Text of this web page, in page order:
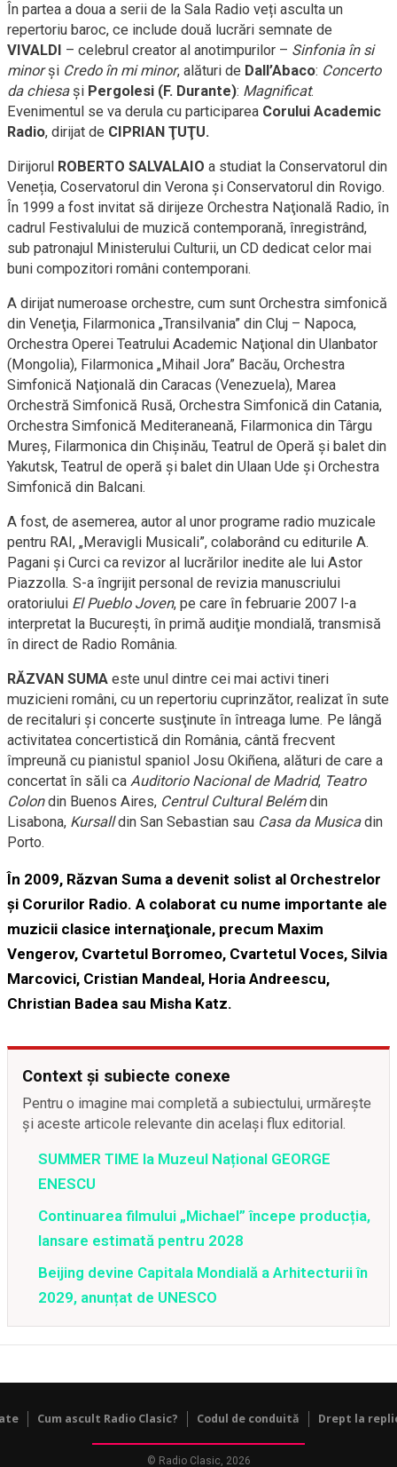
În partea a doua a serii de la Sala Radio veți asculta un
repertoriu baroc, ce include două lucrări semnate de
VIVALDI – celebrul creator al anotimpurilor – Sinfonia în si
minorși Credo în mi minor, alături de Dall’Abaco: Concerto
da chiesași Pergolesi (F. Durante): Magnificat.
Evenimentul se va derula cu participarea Corului Academic
Radio, dirijat de CIPRIAN ŢUŢU.
Dirijorul ROBERTO SALVALAIO a studiat la Conservatorul din
Veneția, Coservatorul din Verona și Conservatorul din Rovigo.
În 1999 a fost invitat să dirijeze Orchestra Naţională Radio, în
cadrul Festivalului de muzică contemporană, înregistrând,
sub patronajul Ministerului Culturii, un CD dedicat celor mai
buni compozitori români contemporani.
A dirijat numeroase orchestre, cum sunt Orchestra simfonică
din Veneţia, Filarmonica „Transilvania” din Cluj – Napoca,
Orchestra Operei Teatrului Academic Naţional din Ulanbator
(Mongolia), Filarmonica „Mihail Jora” Bacău, Orchestra
Simfonică Naţională din Caracas (Venezuela), Marea
Orchestră Simfonică Rusă, Orchestra Simfonică din Catania,
Orchestra Simfonică Mediteraneană, Filarmonica din Târgu
Mureş, Filarmonica din Chişinău, Teatrul de Operă și balet din
Yakutsk, Teatrul de operă și balet din Ulaan Ude şi Orchestra
Simfonică din Balcani.
A fost, de asemerea, autor al unor programe radio muzicale
pentru RAI, „Meravigli Musicali”, colaborând cu editurile A.
Pagani şi Curci ca revizor al lucrărilor inedite ale lui Astor
Piazzolla. S-a îngrijit personal de revizia manuscriului
oratoriului El Pueblo Joven, pe care în februarie 2007 l-a
interpretat la Bucureşti, în primă audiţie mondială, transmisă
în direct de Radio România.
RĂZVAN SUMA este unul dintre cei mai activi tineri
muzicieni români, cu un repertoriu cuprinzător, realizat în sute
de recitaluri şi concerte susţinute în întreaga lume. Pe lângă
activitatea concertistică din România, cântă frecvent
împreună cu pianistul spaniol Josu Okiñena, alături de care a
concertat în săli ca Auditorio Nacional de Madrid, Teatro
Colondin Buenos Aires, Centrul Cultural Belémdin
Lisabona, Kursalldin San Sebastian sau Casa da Musicadin
Porto.
În 2009, Răzvan Suma a devenit solist al Orchestrelor
şi Corurilor Radio. A colaborat cu nume importante ale
muzicii clasice internaţionale, precum Maxim
Vengerov, Cvartetul Borromeo, Cvartetul Voces, Silvia
Marcovici, Cristian Mandeal, Horia Andreescu,
Christian Badea sau Misha Katz.
Context și subiecte conexe
Pentru o imagine mai completă a subiectului, urmărește
și aceste articole relevante din același flux editorial.
SUMMER TIME la Muzeul Național GEORGE
ENESCU
Continuarea filmului „Michael” începe producția,
lansare estimată pentru 2028
Beijing devine Capitala Mondială a Arhitecturii în
2029, anunțat de UNESCO
Cum ascult Radio Clasic? Codul de conduită Drept la
© Radio Clasic, 2026